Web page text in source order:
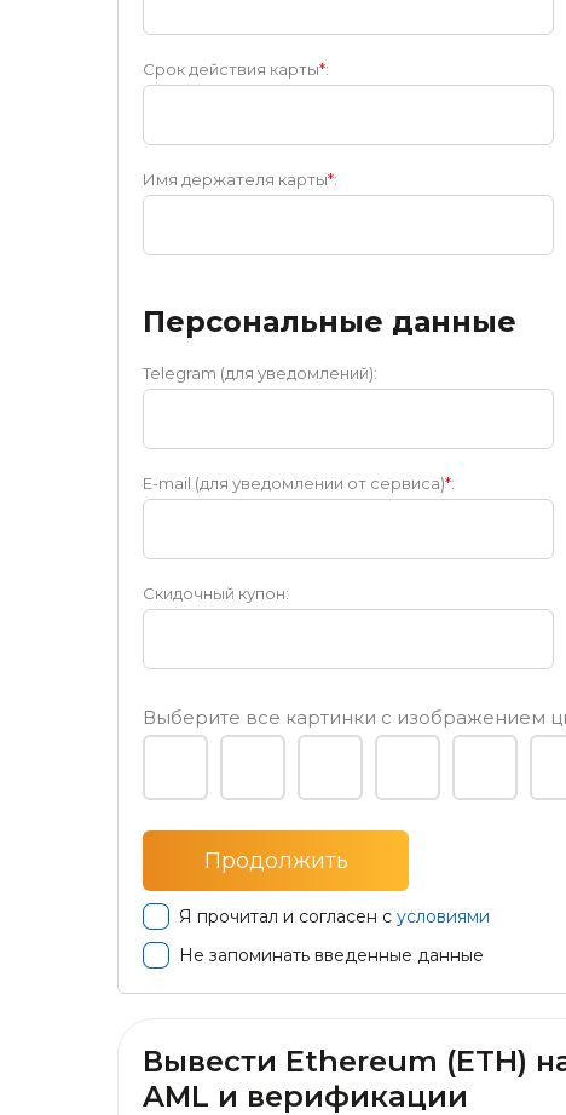
Срок действия карты*:
Имя держателя карты*:
Персональные данные
Telegram (для уведомлений):
E-mail (для уведомлении от сервиса)*:
Скидочный купон:
Выберите все картинки с изображением
Я прочитал и согласен с условиями
Не запоминать введенные данные
Вывести Ethereum (ETH)
AML и верификации